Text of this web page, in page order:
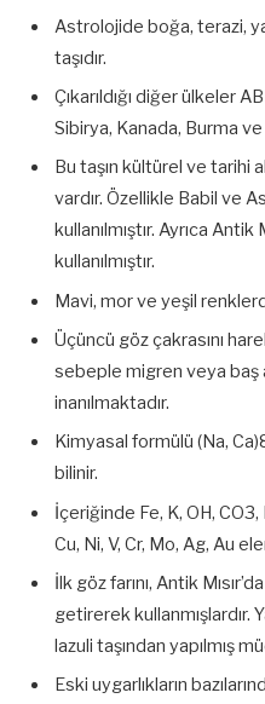
Astrolojide boğa, terazi,
taşıdır.
Çıkarıldığı diğer ülkeler
Sibirya, Kanada, Burma ve
Bu taşın kültürel ve tarihi
vardır. Özellikle Babil ve
kullanılmıştır. Ayrıca Antik
kullanılmıştır.
Mavi, mor ve yeşil
Üçüncü göz çakrasını
sebeple migren veya baş
inanılmaktadır.
Kimyasal formülü (Na,
bilinir.
İçeriğinde Fe, K, OH,
Cu, Ni, V, Cr, Mo, Ag, Au
İlk göz farını, Antik
getirerek kullanmışlardır.
lazuli taşından yapılmış
Eski uygarlıkların